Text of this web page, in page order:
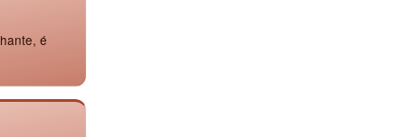
é